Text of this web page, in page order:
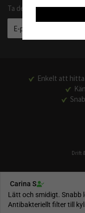
Ta del av våra bästa
Enkelt att
Drift